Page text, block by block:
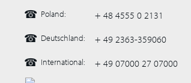
☎ Poland: + 48 4555 0 2131
☎ Deutschland: + 49 2363-359060
☎ International: + 49 07000 27 07000